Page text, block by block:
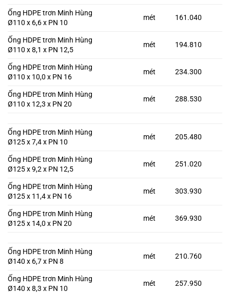
Ống HDPE trơn Minh Hùng
Ø110 x 6,6 x PN 10
mét 161.040
Ống HDPE trơn Minh Hùng
Ø110 x 8,1 x PN 12,5
mét 194.810
Ống HDPE trơn Minh Hùng
Ø110 x 10,0 x PN 16
mét 234.300
Ống HDPE trơn Minh Hùng
Ø110 x 12,3 x PN 20
mét 288.530
Ống HDPE trơn Minh Hùng
Ø125 x 7,4 x PN 10
mét 205.480
Ống HDPE trơn Minh Hùng
Ø125 x 9,2 x PN 12,5
mét 251.020
Ống HDPE trơn Minh Hùng
Ø125 x 11,4 x PN 16
mét 303.930
Ống HDPE trơn Minh Hùng
Ø125 x 14,0 x PN 20
mét 369.930
Ống HDPE trơn Minh Hùng
Ø140 x 6,7 x PN 8
mét 210.760
Ống HDPE trơn Minh Hùng
Ø140 x 8,3 x PN 10
mét 257.950